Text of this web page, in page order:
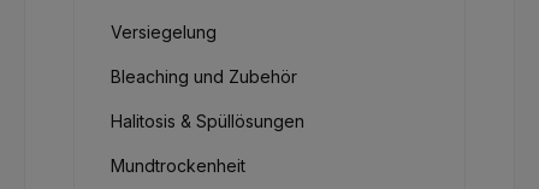
Versiegelung
Bleaching und Zubehör
Halitosis & Spüllösungen
Mundtrockenheit